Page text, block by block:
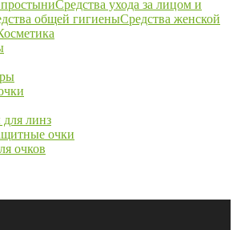
Средства ухода за лицом и
общей гигиеныСредства женской
для линз
очки
очков